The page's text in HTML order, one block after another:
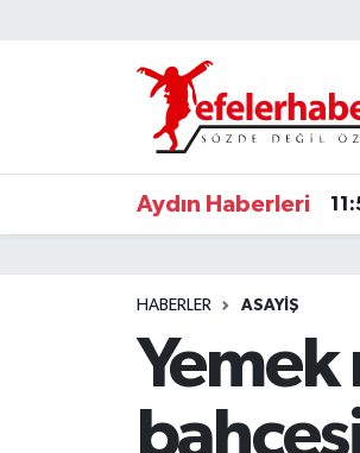
Aydın Haberleri
HABERLER ASAYİŞ
Yemek
Nöbetçi Eczaneler
Hava Durumu
Aydin Namaz Vakitleri
Tüm Manşetler